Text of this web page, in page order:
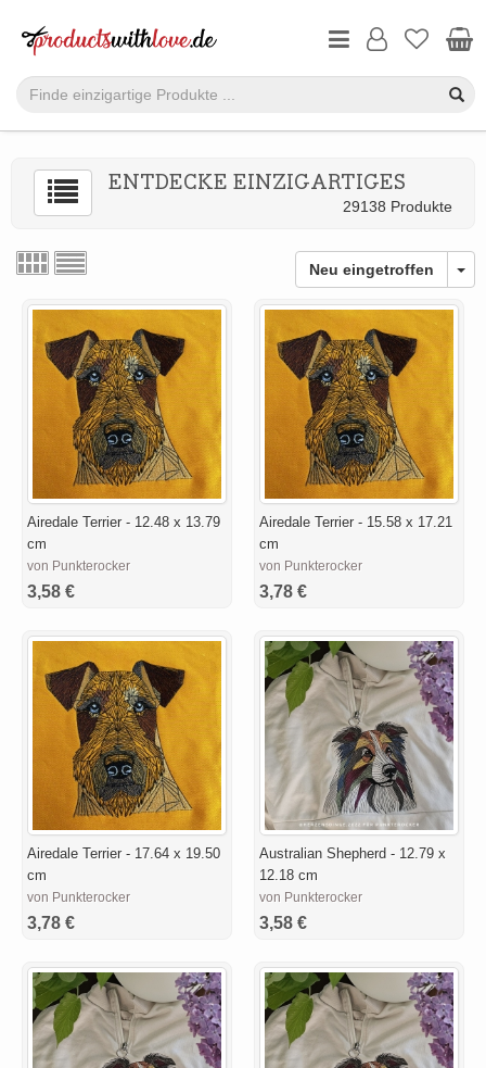
ENTDECKE EINZIGARTIGES
29138 Produkte
Neu eingetroffen
Airedale Terrier - 12.48 x 13.79
cm
von Punkterocker
3,58 €
Airedale Terrier - 15.58 x 17.21
cm
von Punkterocker
3,78 €
Airedale Terrier - 17.64 x 19.50
cm
von Punkterocker
3,78 €
Australian Shepherd - 12.79 x
12.18 cm
von Punkterocker
3,58 €